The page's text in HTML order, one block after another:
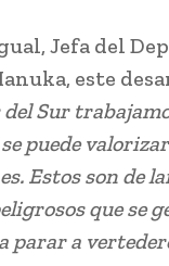
Jefa del
este
Sur
puede
Estos son de
que se
parar a